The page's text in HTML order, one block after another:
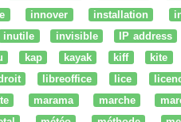
innover installation
inutile invisible IP address
kap kayak kiff kite
libreoffice lice
marama marche